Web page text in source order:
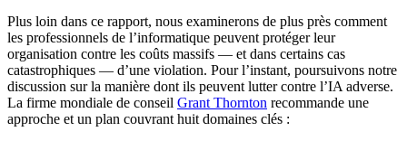
Plus loin dans ce rapport, nous examinerons de plus près comment
les professionnels de l’informatique peuvent protéger leur
organisation contre les coûts massifs — et dans certains cas
catastrophiques — d’une violation. Pour l’instant, poursuivons notre
discussion sur la manière dont ils peuvent lutter contre l’IA adverse.
La firme mondiale de conseil Grant Thornton recommande une
approche et un plan couvrant huit domaines clés :